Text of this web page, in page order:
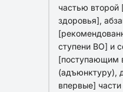
частью второй
здоровья],
ступени ВО] и
[поступающим
(адъюнктуру),
впервые]